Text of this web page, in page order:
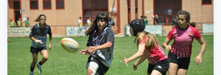
Uncategorized -06/20/2024